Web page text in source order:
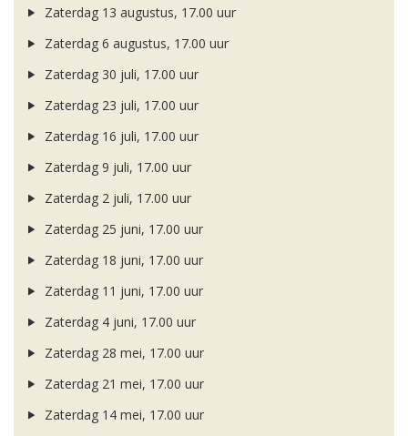
Zaterdag 13 augustus, 17.00 uur
Zaterdag 6 augustus, 17.00 uur
Zaterdag 30 juli, 17.00 uur
Zaterdag 23 juli, 17.00 uur
Zaterdag 16 juli, 17.00 uur
Zaterdag 9 juli, 17.00 uur
Zaterdag 2 juli, 17.00 uur
Zaterdag 25 juni, 17.00 uur
Zaterdag 18 juni, 17.00 uur
Zaterdag 11 juni, 17.00 uur
Zaterdag 4 juni, 17.00 uur
Zaterdag 28 mei, 17.00 uur
Zaterdag 21 mei, 17.00 uur
Zaterdag 14 mei, 17.00 uur